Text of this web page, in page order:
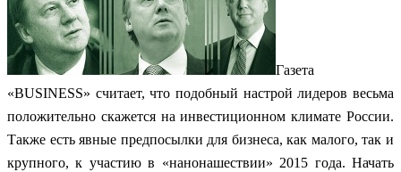
Газета
«BUSINESS» считает, что подобный настрой лидеров весьма
положительно скажется на инвестиционном климате России.
Также есть явные предпосылки для бизнеса, как малого, так и
крупного, к участию в «нанонашествии» 2015 года. Начать